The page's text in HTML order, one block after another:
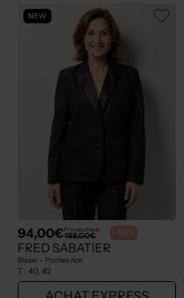
NEW
94,00€Prix boutique :
188,00€ -50%
FRED SABATIER
Blazer - Poches noir
T : 40, 42